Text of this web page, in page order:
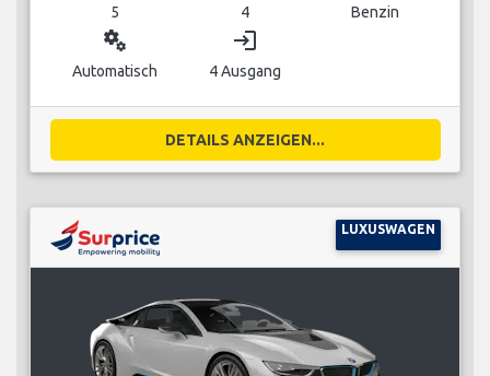
5 4 Benzin
miscellaneous_services
Automatisch
login
4 Ausgang
DETAILS ANZEIGEN...
LUXUSWAGEN